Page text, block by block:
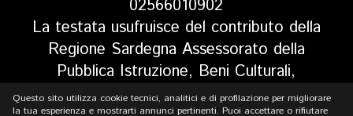
02566010902
La testata usufruisce del contributo della
Regione Sardegna Assessorato della
Pubblica Istruzione, Beni Culturali,
Informazione, Spettacolo e Sport. Legge
Questo sito utilizza cookie tecnici, analitici e di profilazione per migliorare
la tua esperienza e mostrarti annunci pertinenti. Puoi accettare o rifiutare